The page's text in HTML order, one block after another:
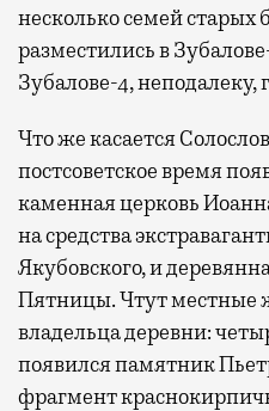
несколько семей старых
разместились в
Зубалове-4,
Что же касается
постсоветское время
каменная церковь
на средства
Якубовского, и
Пятницы. Чтут местные
владельца деревни:
появился памятник
фрагмент